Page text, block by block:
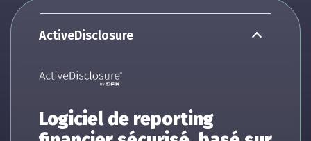
ActiveDisclosure
Logiciel de reporting